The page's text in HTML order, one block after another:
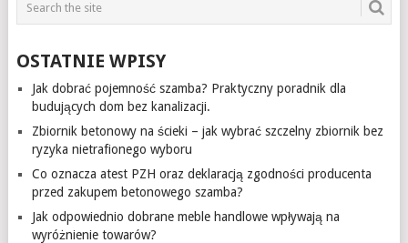
OSTATNIE WPISY
Jak dobrać pojemność szamba? Praktyczny poradnik dla
budujących dom bez kanalizacji.
Zbiornik betonowy na ścieki – jak wybrać szczelny zbiornik bez
ryzyka nietrafionego wyboru
Co oznacza atest PZH oraz deklaracją zgodności producenta
przed zakupem betonowego szamba?
Jak odpowiednio dobrane meble handlowe wpływają na
wyróżnienie towarów?